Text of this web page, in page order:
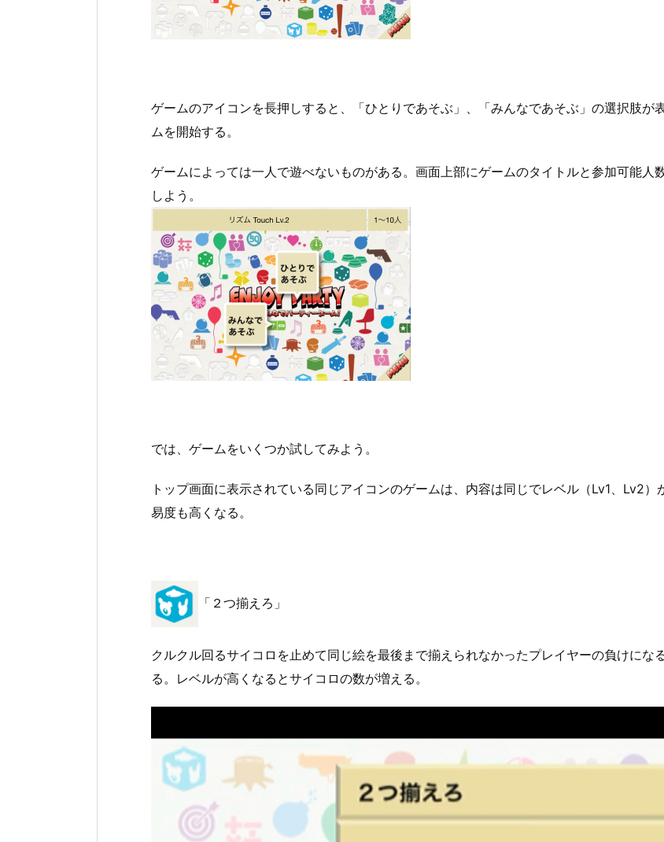
ゲームのアイコンを長押しすると、「ひとりであそぶ」、「みんなであそぶ」の選択肢が
ムを開始する。
ゲームによっては一人で遊べないものがある。画面上部にゲームのタイトルと参加可能人
しよう。
では、ゲームをいくつか試してみよう。
トップ画面に表示されている同じアイコンのゲームは、内容は同じでレベル（Lv1、Lv2
易度も高くなる。
「２つ揃えろ」
クルクル回るサイコロを止めて同じ絵を最後まで揃えられなかったプレイヤーの負けにな
る。レベルが高くなるとサイコロの数が増える。